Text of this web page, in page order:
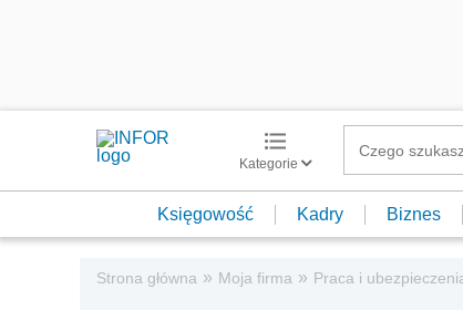
Kategorie
Księgowość Kadry Biznes
Strona główna » Moja firma » Praca i